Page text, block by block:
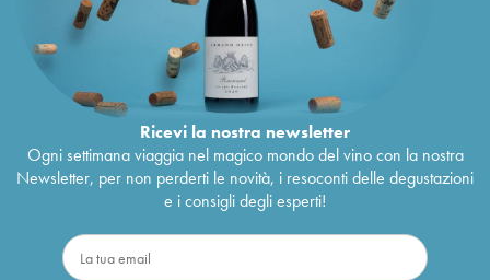
Ricevi la nostra newsletter
Ogni settimana viaggia nel magico mondo del vino con la nostra
Newsletter, per non perderti le novità, i resoconti delle degustazioni
e i consigli degli esperti!